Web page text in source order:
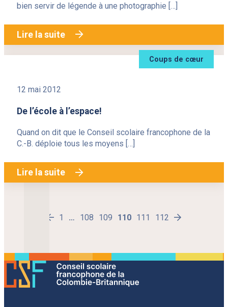
bien servir de légende à une photographie […]
Lire la suite
Coups de cœur
12 mai 2012
De l’école à l’espace!
Quand on dit que le Conseil scolaire francophone de la
C.-B. déploie tous les moyens […]
Lire la suite
Page
1 … Page
108 Page
109 Page
110 Page
111 Page
112
Next